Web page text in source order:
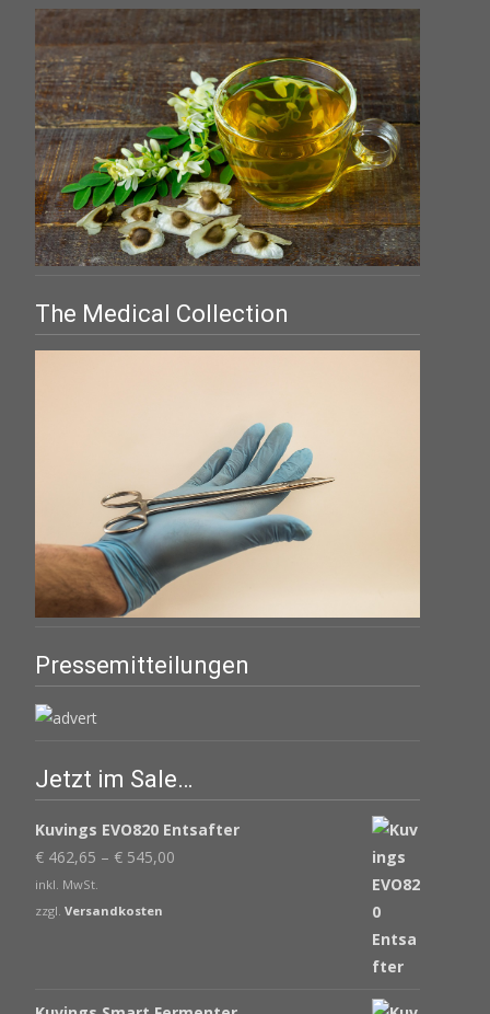
The Medical Collection
Pressemitteilungen
Jetzt im Sale…
Kuvings EVO820 Entsafter
€ 462,65 – € 545,00
inkl. MwSt.
zzgl. Versandkosten